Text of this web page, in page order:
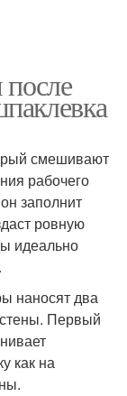
смешивают
рабочего
заполнит
ровную
идеально
наносят два
Первый
как на